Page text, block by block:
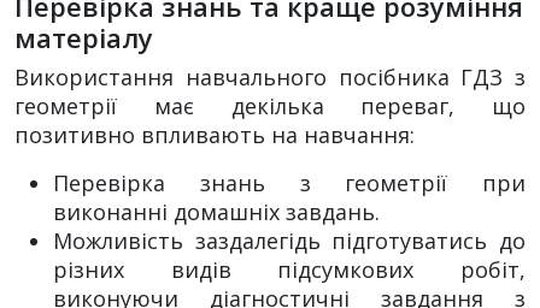
матеріалу
Використання навчального посібника ГДЗ з
геометрії має декілька переваг, що
позитивно впливають на навчання:
Перевірка знань з геометрії при
виконанні домашніх завдань.
Можливість заздалегідь підготуватись до
різних видів підсумкових робіт,
виконуючи діагностичні завдання з